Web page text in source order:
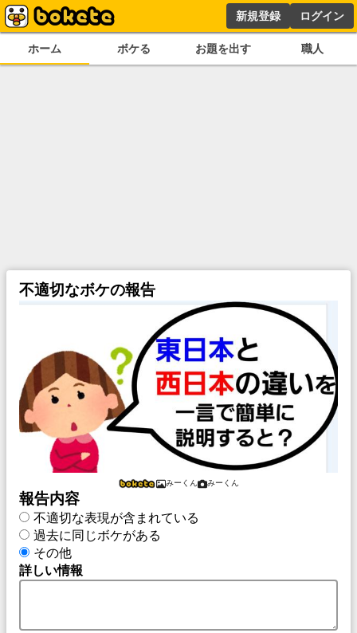
新規登録 ログイン
ホーム ボケる お題を出す 職人
不適切なボケの報告
みーくん みーくん
報告内容
不適切な表現が含まれている
過去に同じボケがある
その他
詳しい情報